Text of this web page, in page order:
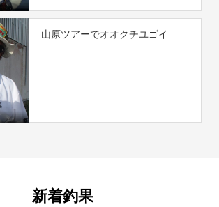
山原ツアーでオオクチユゴイ
新着釣果